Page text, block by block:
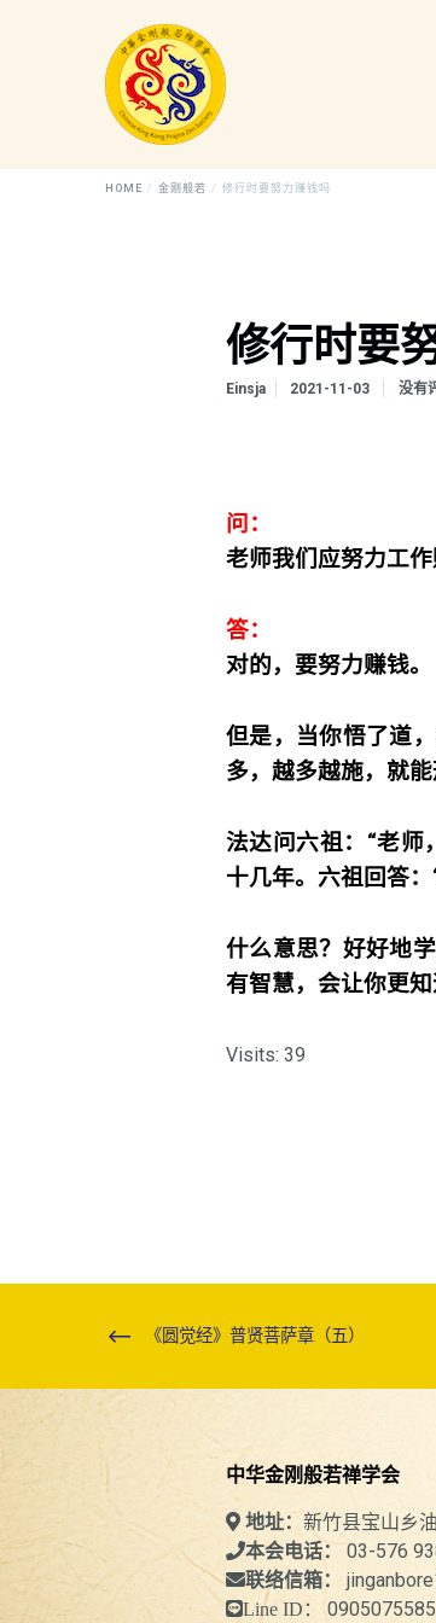
HOME 金刚般若 修行时要努力赚钱吗
修行时要
Einsja 2021-11-03 没有
问：
老师我们应努力工
答：
对的，要努力赚钱。
但是，当你悟了道
多，越多越施，就能
法达问六祖：“老师
十几年。六祖回答
什么意思？好好地
有智慧，会让你更知
Visits: 39
《圆觉经》普贤菩萨章（五）
中华金刚般若禅学会
地址： 新竹县宝山乡
本会电话： 03-576
联络信箱：
Line ID： 0905075585